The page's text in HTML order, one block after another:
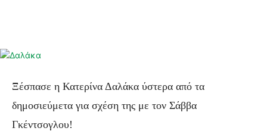
Ξέσπασε η Κατερίνα Δαλάκα ύστερα από τα
δημοσιεύμετα για σχέση της με τον Σάββα
Γκέντσογλου!